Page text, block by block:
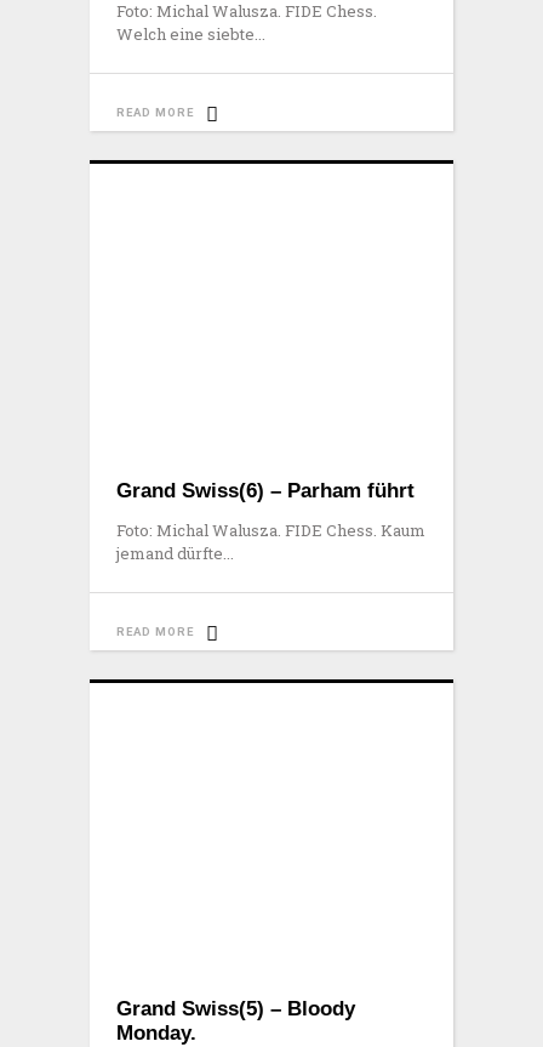
Foto: Michal Walusza. FIDE Chess.
Welch eine siebte
READ MORE
Grand Swiss(6) – Parham führt
Foto: Michal Walusza. FIDE Chess. Kaum
jemand dürfte
READ MORE
Grand Swiss(5) – Bloody
Monday.